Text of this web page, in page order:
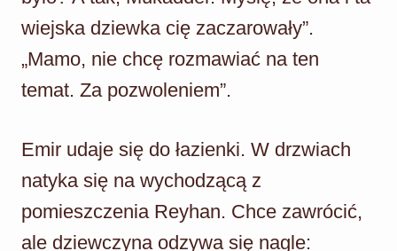
wiejska dziewka cię zaczarowały”.
„Mamo, nie chcę rozmawiać na ten
temat. Za pozwoleniem”.
Emir udaje się do łazienki. W drzwiach
natyka się na wychodzącą z
pomieszczenia Reyhan. Chce zawrócić,
ale dziewczyna odzywa się nagle: